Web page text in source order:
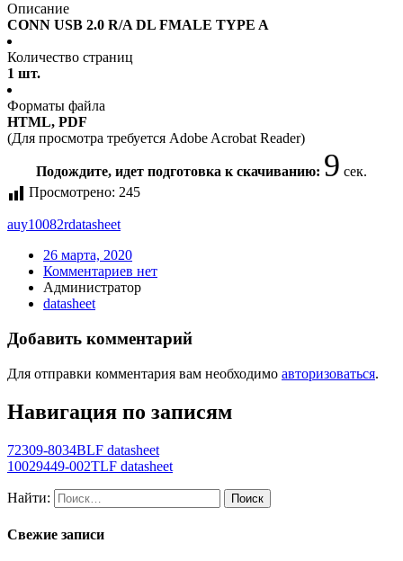
Описание
CONN USB 2.0 R/A DL FMALE TYPE A
Количество страниц
1 шт.
Форматы файла
HTML, PDF
(Для просмотра требуется Adobe Acrobat Reader)
Подождите, идет подготовка к скачиванию: 9 сек.
Просмотрено: 245
auy10082rdatasheet
26 марта, 2020
Комментариев нет
Администратор
datasheet
Добавить комментарий
Для отправки комментария вам необходимо авторизоваться.
Навигация по записям
72309-8034BLF datasheet
10029449-002TLF datasheet
Найти:
Свежие записи